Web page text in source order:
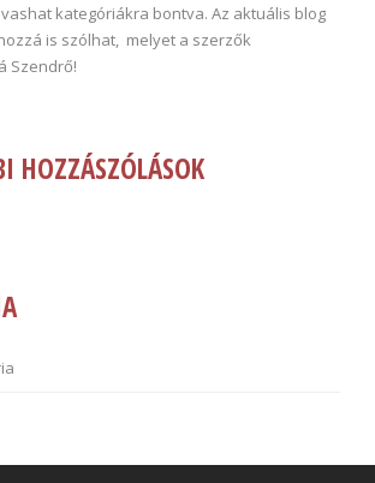
kategóriákra bontva. Az aktuális blog
is szólhat, melyet a szerzők
Szendrő!
HOZZÁSZÓLÁSOK